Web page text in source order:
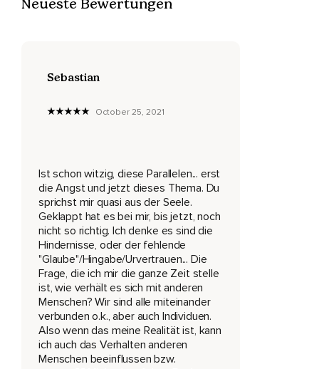
Ich finde voll faszinierend.
unsere eigene Intuition und irgendwie diese Intelligenz,
Was geht da eigentlich?
Ist das eigentlich alles,
Wie wir hier so auf der Erde leben,
So ein durchschnittliches Leben?
Ist das wirklich alles,
Was man da rausholen kann?
Oder gibt es vielleicht irgendwie ganz krasse andere
Sachen?
Neueste Bewertungen
Sebastian
October 25, 2021
Ist schon witzig, diese Parallelen... erst
die Angst und jetzt dieses Thema. Du
sprichst mir quasi aus der Seele.
Geklappt hat es bei mir, bis jetzt, noch
nicht so richtig. Ich denke es sind die
Hindernisse, oder der fehlende
"Glaube"/Hingabe/Urvertrauen... Die
Frage, die ich mir die ganze Zeit stelle
ist, wie verhält es sich mit anderen
Menschen? Wir sind alle miteinander
verbunden o.k., aber auch Individuen.
Also wenn das meine Realität ist, kann
ich auch das Verhalten anderen
Menschen beeinflussen bzw.